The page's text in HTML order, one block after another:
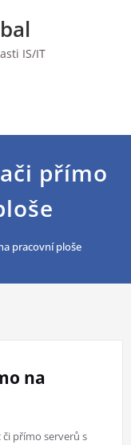
IS/IT
přímo
pracovní ploše
na
přímo serverů s